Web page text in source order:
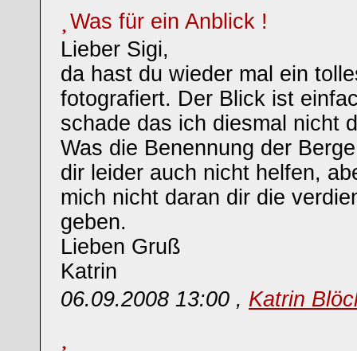
Was für ein Anblick !
Lieber Sigi,
da hast du wieder mal ein
fotografiert. Der Blick ist
schade das ich diesmal nicht
Was die Benennung der
dir leider auch nicht helfen,
mich nicht daran dir die
geben.
Lieben Gruß
Katrin
06.09.2008 13:00 , Katrin